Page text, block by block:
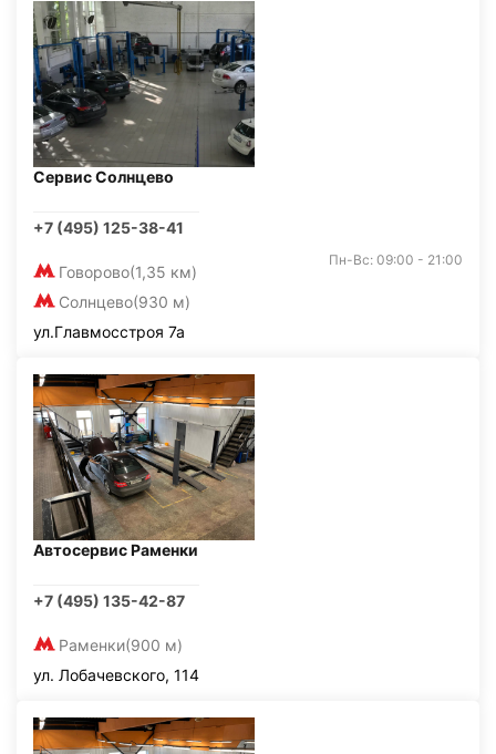
Сервис Солнцево
+7 (495) 125-38-41
Говорово(1,35 км)
Солнцево(930 м)
Пн-Вс: 09:00 - 21:00
ул.Главмосстроя 7а
Автосервис Раменки
+7 (495) 135-42-87
Раменки(900 м)
ул. Лобачевского, 114